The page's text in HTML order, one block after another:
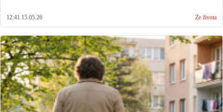
12:41 15.05.26 Ze života